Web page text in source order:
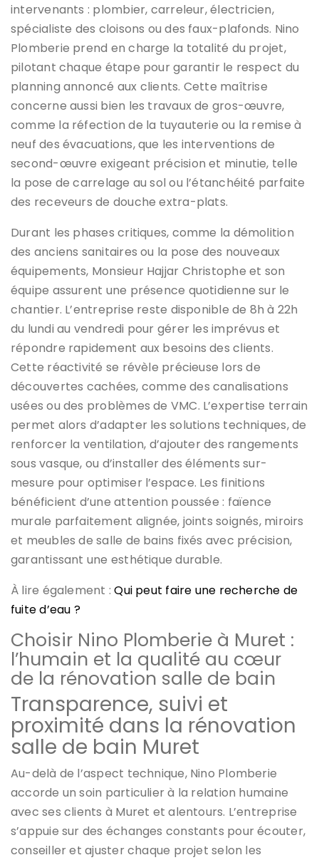
intervenants : plombier, carreleur, électricien,
spécialiste des cloisons ou des faux-plafonds. Nino
Plomberie prend en charge la totalité du projet,
pilotant chaque étape pour garantir le respect du
planning annoncé aux clients. Cette maîtrise
concerne aussi bien les travaux de gros-œuvre,
comme la réfection de la tuyauterie ou la remise à
neuf des évacuations, que les interventions de
second-œuvre exigeant précision et minutie, telle
la pose de carrelage au sol ou l’étanchéité parfaite
des receveurs de douche extra-plats.
Durant les phases critiques, comme la démolition
des anciens sanitaires ou la pose des nouveaux
équipements, Monsieur Hajjar Christophe et son
équipe assurent une présence quotidienne sur le
chantier. L’entreprise reste disponible de 8h à 22h
du lundi au vendredi pour gérer les imprévus et
répondre rapidement aux besoins des clients.
Cette réactivité se révèle précieuse lors de
découvertes cachées, comme des canalisations
usées ou des problèmes de VMC. L’expertise terrain
permet alors d’adapter les solutions techniques, de
renforcer la ventilation, d’ajouter des rangements
sous vasque, ou d’installer des éléments sur-
mesure pour optimiser l’espace. Les finitions
bénéficient d’une attention poussée : faïence
murale parfaitement alignée, joints soignés, miroirs
et meubles de salle de bains fixés avec précision,
garantissant une esthétique durable.
À lire également :Qui peut faire une recherche de
fuite d’eau ?
Choisir Nino Plomberie à Muret :
l’humain et la qualité au cœur
de la rénovation salle de bain
Transparence, suivi et
proximité dans la rénovation
salle de bain Muret
Au-delà de l’aspect technique, Nino Plomberie
accorde un soin particulier à la relation humaine
avec ses clients à Muret et alentours. L’entreprise
s’appuie sur des échanges constants pour écouter,
conseiller et ajuster chaque projet selon les